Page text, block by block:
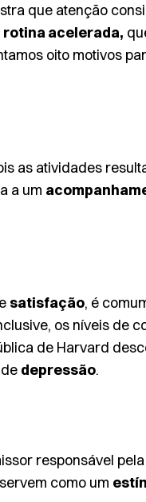
que atenção
rotina acelerada,
oito motivos
as atividades
a um
e satisfação, é
os níveis de
de Harvard
depressão.
responsável
como um